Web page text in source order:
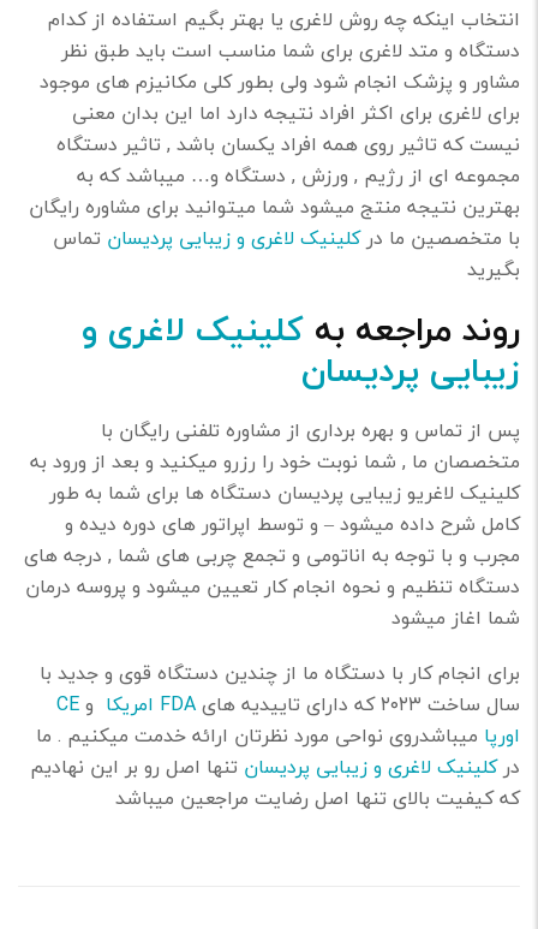
انتخاب اینکه چه روش لاغری یا بهتر بگیم استفاده از کدام
دستگاه و متد لاغری برای شما مناسب است باید طبق نظر
مشاور و پزشک انجام شود ولی بطور کلی مکانیزم های موجود
برای لاغری برای اکثر افراد نتیجه دارد اما این بدان معنی
نیست که تاثیر روی همه افراد یکسان باشد , تاثیر دستگاه
مجموعه ای از رژیم , ورزش , دستگاه و… میباشد که به
بهترین نتیجه منتج میشود شما میتوانید برای مشاوره رایگان
با متخصصین ما درکلینیک لاغری و زیبایی پردیسان تماس
بگیرید
روند مراجعه به کلینیک لاغری و
زیبایی پردیسان
پس از تماس و بهره برداری از مشاوره تلفنی رایگان با
متخصصان ما , شما نوبت خود را رزرو میکنید و بعد از ورود به
کلینیک لاغریو زیبایی پردیسان دستگاه ها برای شما به طور
کامل شرح داده میشود – و توسط اپراتور های دوره دیده و
مجرب و با توجه به اناتومی و تجمع چربی های شما , درجه های
دستگاه تنظیم و نحوه انجام کار تعیین میشود و پروسه درمان
شما اغاز میشود
برای انجام کار با دستگاه ما از چندین دستگاه قوی و جدید با
سال ساخت ۲۰۲۳ که دارای تاییدیه های
FDA امریکا وCE
اورپا میباشدروی نواحی مورد نظرتان ارائه خدمت میکنیم . ما
درکلینیک لاغری و زیبایی پردیسان تنها اصل رو بر این نهادیم
که کیفیت بالای تنها اصل رضایت مراجعین میباشد